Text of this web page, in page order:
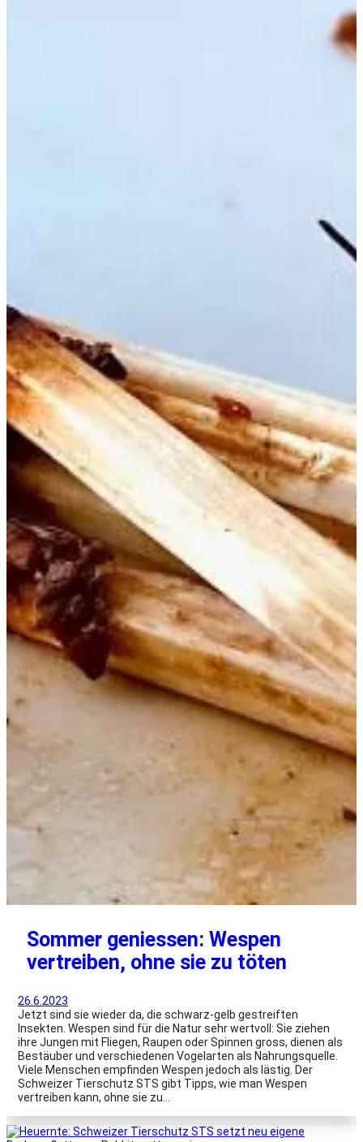
Sommer geniessen: Wespen
vertreiben, ohne sie zu töten
26.6.2023
Jetzt sind sie wieder da, die schwarz-gelb gestreiften
Insekten. Wespen sind für die Natur sehr wertvoll: Sie ziehen
ihre Jungen mit Fliegen, Raupen oder Spinnen gross, dienen als
Bestäuber und verschiedenen Vogelarten als Nahrungsquelle.
Viele Menschen empfinden Wespen jedoch als lästig. Der
Schweizer Tierschutz STS gibt Tipps, wie man Wespen
vertreiben kann, ohne sie zu…